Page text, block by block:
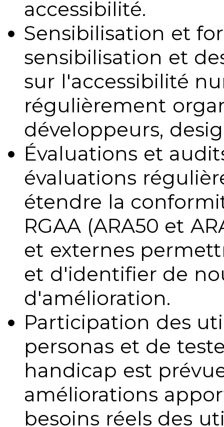
accessibilité.
Sensibilisation et
sensibilisation et
sur l'accessibilité
régulièrement
développeurs,
Évaluations et
évaluations
étendre la
RGAA (ARA50 et
et externes
et d'identifier de
d'amélioration.
Participation des
personas et de
handicap est
améliorations
besoins réels des